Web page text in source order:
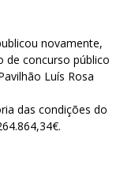
novamente,
de concurso público
Luís Rosa
das condições do